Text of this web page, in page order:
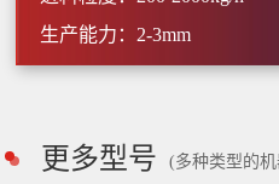
生产能力：2-3mm
更多型号 (多种类型的